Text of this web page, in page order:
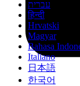
עברית
हिन्दी
Hrvatski
Magyar
Bahasa
Italiano
日本語
한국어